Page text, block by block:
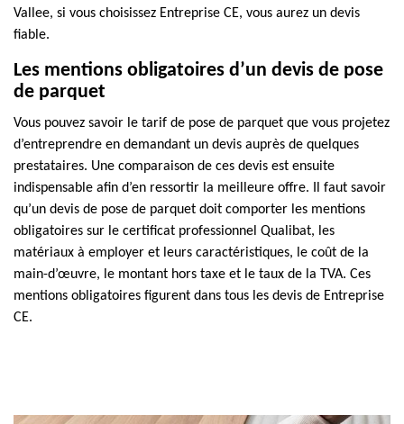
Vallee, si vous choisissez Entreprise CE, vous aurez un devis
fiable.
Les mentions obligatoires d’un devis de pose
de parquet
Vous pouvez savoir le tarif de pose de parquet que vous projetez
d’entreprendre en demandant un devis auprès de quelques
prestataires. Une comparaison de ces devis est ensuite
indispensable afin d’en ressortir la meilleure offre. Il faut savoir
qu’un devis de pose de parquet doit comporter les mentions
obligatoires sur le certificat professionnel Qualibat, les
matériaux à employer et leurs caractéristiques, le coût de la
main-d’œuvre, le montant hors taxe et le taux de la TVA. Ces
mentions obligatoires figurent dans tous les devis de Entreprise
CE.